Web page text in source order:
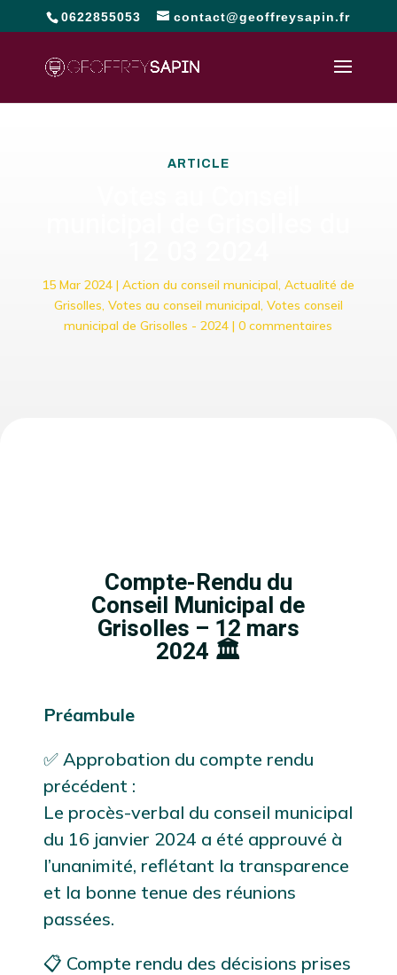
0622855053 contact@geoffreysapin.fr
ARTICLE
15 Mar 2024 |Action du conseil municipal,Actualité de
Grisolles, Votes au conseil municipal, Votes conseil
municipal de Grisolles - 2024 |0 commentaires
Compte-Rendu du
Conseil Municipal de
Grisolles – 12 mars
2024 🏛️
Préambule
✅ Approbation du compte rendu
précédent :
Le procès-verbal du conseil municipal
du 16 janvier 2024 a été approuvé à
l’unanimité, reflétant la transparence
et la bonne tenue des réunions
passées.
📋 Compte rendu des décisions prises